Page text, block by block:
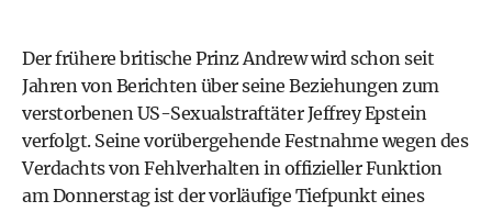
Der frühere britische Prinz Andrew wird schon seit
Jahren von Berichten über seine Beziehungen zum
verstorbenen US-Sexualstraftäter Jeffrey Epstein
verfolgt. Seine vorübergehende Festnahme wegen des
Verdachts von Fehlverhalten in offizieller Funktion
am Donnerstag ist der vorläufige Tiefpunkt eines